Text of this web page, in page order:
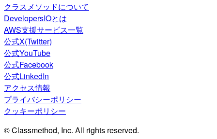
クラスメソッドについて
DevelopersIOとは
AWS支援サービス一覧
公式X(Twitter)
公式YouTube
公式Facebook
公式LinkedIn
アクセス情報
プライバシーポリシー
クッキーポリシー
© Classmethod, Inc. All rights reserved.